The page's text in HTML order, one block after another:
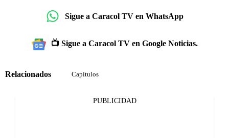
Sigue a Caracol TV en WhatsApp
📺 Sigue a Caracol TV en Google Noticias.
Relacionados Capítulos
PUBLICIDAD